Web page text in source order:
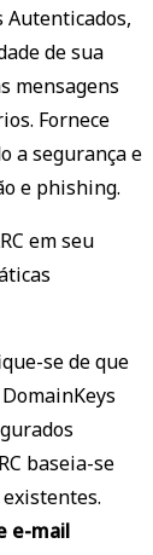
Autenticados,
de sua
mensagens
Fornece
a segurança e
e phishing.
em seu
se de que
baseia-se
e-mail